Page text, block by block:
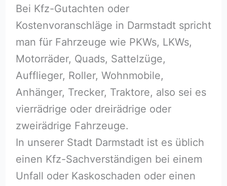
Bei Kfz-Gutachten oder
Kostenvoranschläge in Darmstadt spricht
man für Fahrzeuge wie PKWs, LKWs,
Motorräder, Quads, Sattelzüge,
Aufflieger, Roller, Wohnmobile,
Anhänger, Trecker, Traktore, also sei es
vierrädrige oder dreirädrige oder
zweirädrige Fahrzeuge.
In unserer Stadt Darmstadt ist es üblich
einen Kfz-Sachverständigen bei einem
Unfall oder Kaskoschaden oder einen